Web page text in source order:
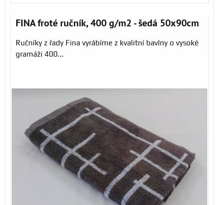
FINA froté ručník, 400 g/m2 - šedá 50x90cm
Ručníky z řady Fina vyrábíme z kvalitní bavlny o vysoké
gramáži 400...